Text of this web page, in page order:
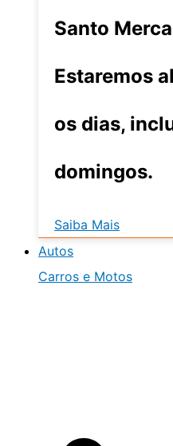
Santo
Estaremos
os dias,
domingos.
Saiba Mais
Autos
Carros e Motos